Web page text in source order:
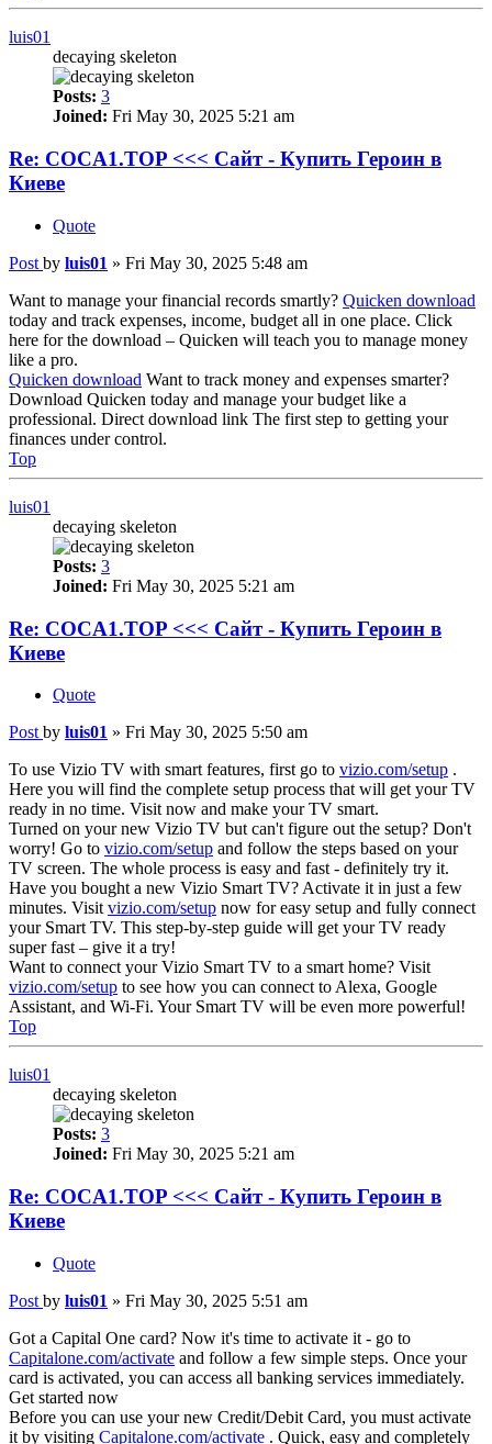
luis01
decaying skeleton
Posts: 3
Joined: Fri May 30, 2025 5:21 am
Re: COCA1.TOP <<< Сайт - Купить Героин в
Киеве
Quote
Post by luis01 » Fri May 30, 2025 5:48 am
Want to manage your financial records smartly? Quicken download
today and track expenses, income, budget all in one place. Click
here for the download – Quicken will teach you to manage money
like a pro.
Quicken download Want to track money and expenses smarter?
Download Quicken today and manage your budget like a
professional. Direct download link The first step to getting your
finances under control.
Top
luis01
decaying skeleton
Posts: 3
Joined: Fri May 30, 2025 5:21 am
Re: COCA1.TOP <<< Сайт - Купить Героин в
Киеве
Quote
Post by luis01 » Fri May 30, 2025 5:50 am
To use Vizio TV with smart features, first go to vizio.com/setup .
Here you will find the complete setup process that will get your TV
ready in no time. Visit now and make your TV smart.
Turned on your new Vizio TV but can't figure out the setup? Don't
worry! Go to vizio.com/setup and follow the steps based on your
TV screen. The whole process is easy and fast - definitely try it.
Have you bought a new Vizio Smart TV? Activate it in just a few
minutes. Visit vizio.com/setup now for easy setup and fully connect
your Smart TV. This step-by-step guide will get your TV ready
super fast – give it a try!
Want to connect your Vizio Smart TV to a smart home? Visit
vizio.com/setup to see how you can connect to Alexa, Google
Assistant, and Wi-Fi. Your Smart TV will be even more powerful!
Top
luis01
decaying skeleton
Posts: 3
Joined: Fri May 30, 2025 5:21 am
Re: COCA1.TOP <<< Сайт - Купить Героин в
Киеве
Quote
Post by luis01 » Fri May 30, 2025 5:51 am
Got a Capital One card? Now it's time to activate it - go to
Capitalone.com/activate and follow a few simple steps. Once your
card is activated, you can access all banking services immediately.
Get started now
Before you can use your new Credit/Debit Card, you must activate
it by visiting Capitalone.com/activate . Quick, easy and completely